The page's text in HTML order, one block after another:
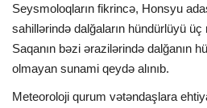
DÜNYA
ANALİTİKA
Multimedia
Seysmoloqların fikrincə, Honsyu
sahillərində dalğaların hündürlüyü
Saqanın bəzi ərazilərində dalğanın
olmayan sunami qeydə alınıb.
Meteoroloji qurum vətəndaşlara